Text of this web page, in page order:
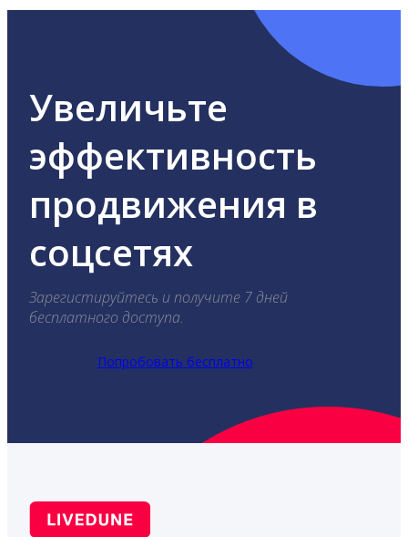
Увеличьте
эффективность
продвижения в
соцсетях
Зарегистируйтесь и получите 7 дней
бесплатного доступа.
Попробовать бесплатно